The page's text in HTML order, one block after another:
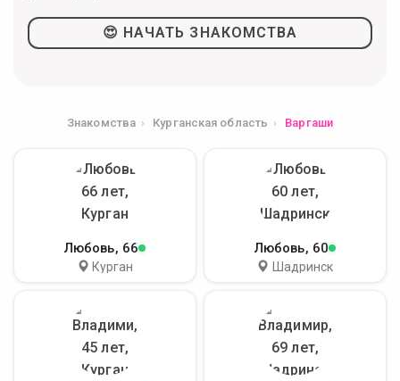
😍 НАЧАТЬ ЗНАКОМСТВА
Знакомства Курганская область Варгаши
Любовь, 66
Курган
Любовь, 60
Шадринск